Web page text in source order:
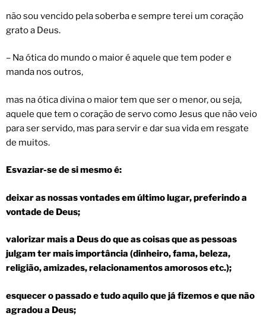
não sou vencido pela soberba e sempre terei um coração
grato a Deus.
– Na ótica do mundo o maior é aquele que tem poder e
manda nos outros,
mas na ótica divina o maior tem que ser o menor, ou seja,
aquele que tem o coração de servo como Jesus que não veio
para ser servido, mas para servir e dar sua vida em resgate
de muitos.
Esvaziar-se de si mesmo é:
deixar as nossas vontades em último lugar, preferindo a
vontade de Deus;
valorizar mais a Deus do que as coisas que as pessoas
julgam ter mais importância (dinheiro, fama, beleza,
religião, amizades, relacionamentos amorosos etc.);
esquecer o passado e tudo aquilo que já fizemos e que não
agradou a Deus;